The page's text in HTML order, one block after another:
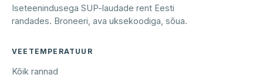
Iseteenindusega SUP-laudade rent Eesti
randades. Broneeri, ava uksekoodiga, sõua.
VEETEMPERATUUR
Kõik rannad